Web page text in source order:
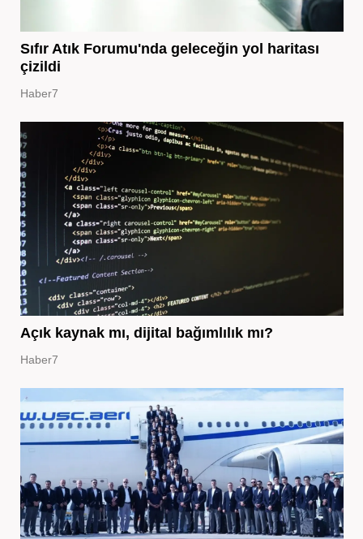
Sıfır Atık Forumu'nda geleceğin yol haritası
çizildi
Haber7
Açık kaynak mı, dijital bağımlılık mı?
Haber7